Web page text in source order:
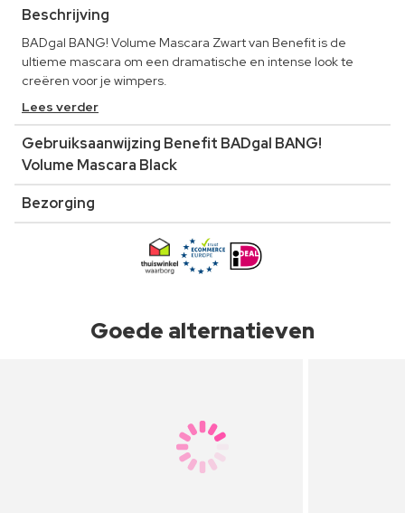
Beschrijving
BADgal BANG! Volume Mascara Zwart van Benefit is de
ultieme mascara om een dramatische en intense look te
creëren voor je wimpers.
Lees verder
Gebruiksaanwijzing Benefit BADgal BANG!
Volume Mascara Black
Bezorging
Goede alternatieven